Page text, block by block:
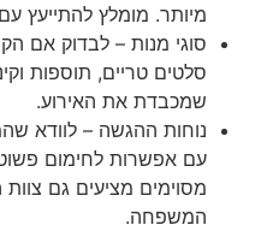
מיותר. מומלץ להתייעץ
סוגי מנות – לבדוק אם
סלטים טריים, תוספות
שמכבדת את האירוע.
נוחות ההגשה – לוודא
עם אפשרות לחימום
מסוימים מציעים גם
המשפחה.